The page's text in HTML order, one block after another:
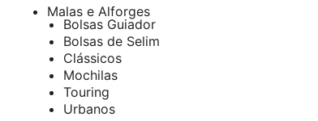
Malas e Alforges
Bolsas Guiador
Bolsas de Selim
Clássicos
Mochilas
Touring
Urbanos